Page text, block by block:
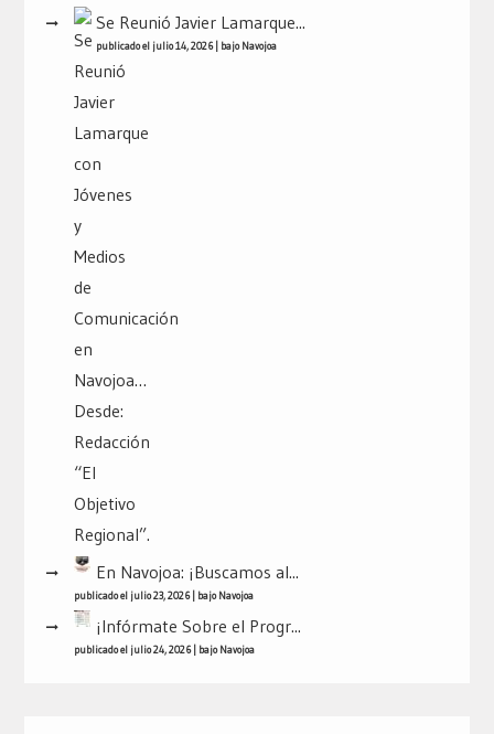
Se Reunió Javier Lamarque...
publicado el julio 14, 2026| bajoNavojoa
En Navojoa: ¡Buscamos al...
publicado el julio 23, 2026| bajoNavojoa
¡Infórmate Sobre el Progr...
publicado el julio 24, 2026| bajoNavojoa